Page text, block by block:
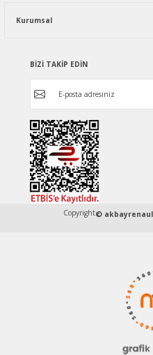
Kurumsal
BİZİ TAKİP EDİN
Copyright©